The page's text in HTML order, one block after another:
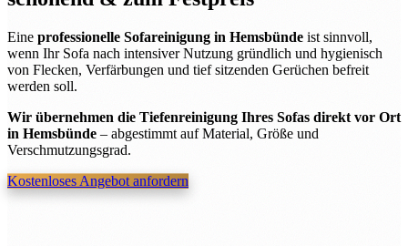
Eine professionelle Sofareinigung in Hemsbünde ist sinnvoll,
wenn Ihr Sofa nach intensiver Nutzung gründlich und hygienisch
von Flecken, Verfärbungen und tief sitzenden Gerüchen befreit
werden soll.
Wir übernehmen die Tiefenreinigung Ihres Sofas direkt vor Ort
in Hemsbünde – abgestimmt auf Material, Größe und
Verschmutzungsgrad.
Kostenloses Angebot anfordern